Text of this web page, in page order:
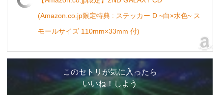
(Amazon.co.jp限定特典 : ステッカー D ~白×水色~ ス
モールサイズ 110mm×33mm 付)
このセトリが気に入ったら
いいね！しよう